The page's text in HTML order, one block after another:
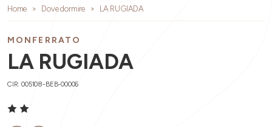
Home Dove dormire LA RUGIADA
MONFERRATO
LA RUGIADA
CIR: 005108-BEB-00006